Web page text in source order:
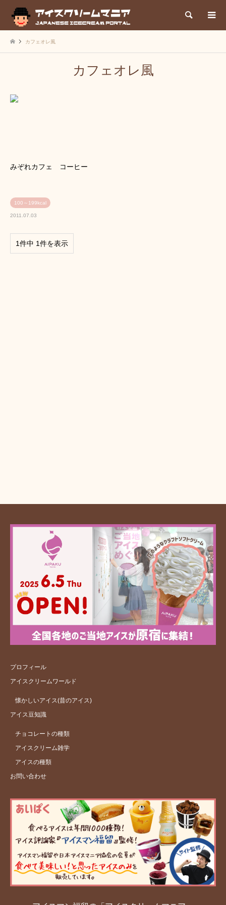
検索
カフェオレ風
カフェオレ風
みぞれカフェ コーヒー
100～199kcal
2011.07.03
1件中 1件を表示
プロフィール
アイスクリームワールド
懐かしいアイス(昔のアイス)
アイス豆知識
チョコレートの種類
アイスクリーム雑学
アイスの種類
お問い合わせ